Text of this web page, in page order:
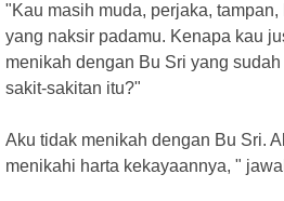
"Kau masih muda, perjaka,
yang naksir padamu. Kenapa kau
menikah dengan Bu Sri yang
sakit-sakitan itu?"
Aku tidak menikah dengan Bu Sri.
menikahi harta kekayaannya, "